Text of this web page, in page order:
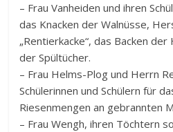
– Frau Vanheiden und ihren
das Knacken der Walnüsse,
„Rentierkacke“, das Backen
der Spültücher.
– Frau Helms-Plog und Herrn
Schülerinnen und Schülern für
Riesenmengen an gebrannten
– Frau Wengh, ihren Töchtern